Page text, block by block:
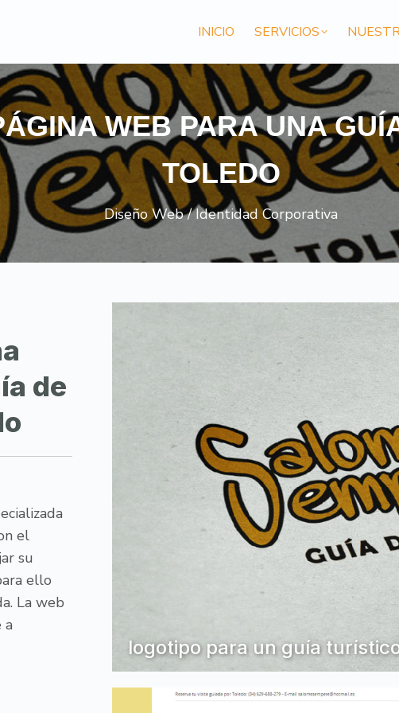
INICIO SERVICIOS
WEB PARA UNA
TOLEDO
Diseño Web / Identidad Corporativa
de
el
su
ello
La web
a
logotipo para un guía